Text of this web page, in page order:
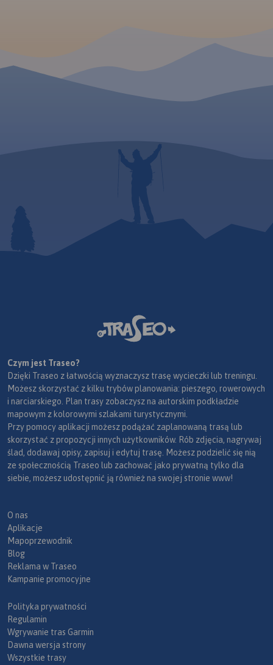
Czym jest Traseo?
Dzięki Traseo z łatwością wyznaczysz trasę wycieczki lub treningu.
Możesz skorzystać z kilku trybów planowania: pieszego, rowerowych
i narciarskiego. Plan trasy zobaczysz na autorskim podkładzie
mapowym z kolorowymi szlakami turystycznymi.
Przy pomocy aplikacji możesz podążać zaplanowaną trasą lub
skorzystać z propozycji innych użytkowników. Rób zdjęcia, nagrywaj
ślad, dodawaj opisy, zapisuj i edytuj trasę. Możesz podzielić się nią
ze społecznością Traseo lub zachować jako prywatną tylko dla
siebie, możesz udostępnić ją również na swojej stronie www!
O nas
Aplikacje
Mapoprzewodnik
Blog
Reklama w Traseo
Kampanie promocyjne
Polityka prywatności
Regulamin
Wgrywanie tras Garmin
Dawna wersja strony
Wszystkie trasy